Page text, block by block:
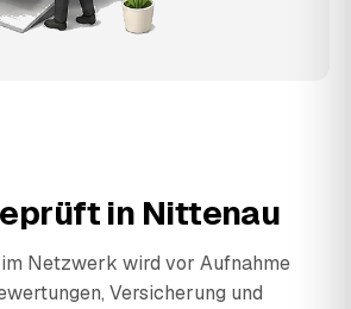
in Nittenau
Netzwerk wird vor Aufnahme
Versicherung und